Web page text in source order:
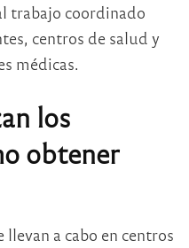
trabajo coordinado
centros de salud y
médicas.
los
obtener
a cabo en centros